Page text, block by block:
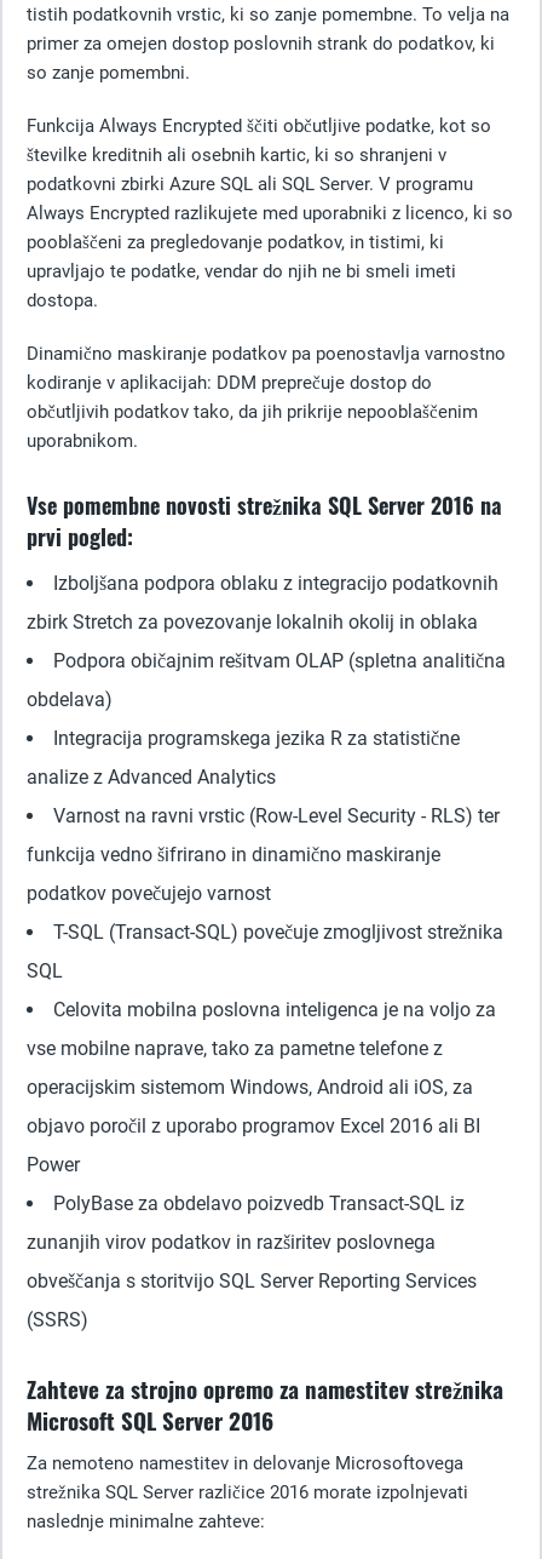
tistih podatkovnih vrstic, ki so zanje pomembne. To velja na
primer za omejen dostop poslovnih strank do podatkov, ki
so zanje pomembni.
Funkcija Always Encrypted ščiti občutljive podatke, kot so
številke kreditnih ali osebnih kartic, ki so shranjeni v
podatkovni zbirki Azure SQL ali SQL Server. V programu
Always Encrypted razlikujete med uporabniki z licenco, ki so
pooblaščeni za pregledovanje podatkov, in tistimi, ki
upravljajo te podatke, vendar do njih ne bi smeli imeti
dostopa.
Dinamično maskiranje podatkov pa poenostavlja varnostno
kodiranje v aplikacijah: DDM preprečuje dostop do
občutljivih podatkov tako, da jih prikrije nepooblaščenim
uporabnikom.
Vse pomembne novosti strežnika SQL Server 2016 na
prvi pogled:
Izboljšana podpora oblaku z integracijo podatkovnih
zbirk Stretch za povezovanje lokalnih okolij in oblaka
Podpora običajnim rešitvam OLAP (spletna analitična
obdelava)
Integracija programskega jezika R za statistične
analize z Advanced Analytics
Varnost na ravni vrstic (Row-Level Security - RLS) ter
funkcija vedno šifrirano in dinamično maskiranje
podatkov povečujejo varnost
T-SQL (Transact-SQL) povečuje zmogljivost strežnika
SQL
Celovita mobilna poslovna inteligenca je na voljo za
vse mobilne naprave, tako za pametne telefone z
operacijskim sistemom Windows, Android ali iOS, za
objavo poročil z uporabo programov Excel 2016 ali BI
Power
PolyBase za obdelavo poizvedb Transact-SQL iz
zunanjih virov podatkov in razširitev poslovnega
obveščanja s storitvijo SQL Server Reporting Services
(SSRS)
Zahteve za strojno opremo za namestitev strežnika
Microsoft SQL Server 2016
Za nemoteno namestitev in delovanje Microsoftovega
strežnika SQL Server različice 2016 morate izpolnjevati
naslednje minimalne zahteve: